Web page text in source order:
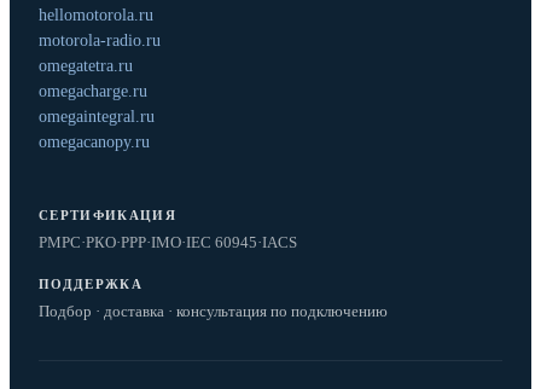
hellomotorola.ru
motorola-radio.ru
omegatetra.ru
omegacharge.ru
omegaintegral.ru
omegacanopy.ru
СЕРТИФИКАЦИЯ
РМРС·РКО·РРР·IMO·IEC 60945·IACS
ПОДДЕРЖКА
Подбор · доставка · консультация по подключению